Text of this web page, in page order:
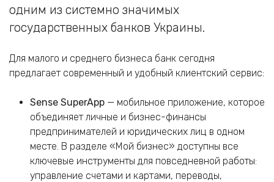
одним из системно значимых
государственных банков Украины.
Для малого и среднего бизнеса банк сегодня
предлагает современный и удобный клиентский сервис:
Sense SuperApp — мобильное приложение, которое
объединяет личные и бизнес-финансы
предпринимателей и юридических лиц в одном
месте. В разделе «Мой бизнес» доступны все
ключевые инструменты для повседневной работы:
управление счетами и картами, переводы,